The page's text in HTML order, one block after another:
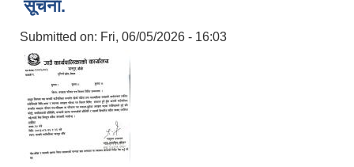
सूचना.
Submitted on: Fri, 06/05/2026 - 16:03